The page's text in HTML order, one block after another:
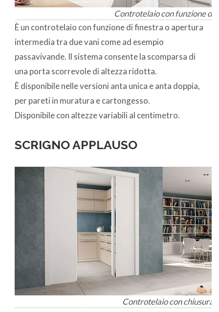
Controtelaio con funzione di
È un controtelaio con funzione di finestra o apertura
intermedia tra due vani come ad esempio
passavivande. Il sistema consente la scomparsa di
una porta scorrevole di altezza ridotta.
È disponibile nelle versioni anta unica e anta doppia,
per pareti in muratura e cartongesso.
Disponibile con altezze variabili al centimetro.
SCRIGNO APPLAUSO
Controtelaio con chiusura